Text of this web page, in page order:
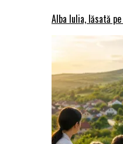
Alba Iulia, lăsată